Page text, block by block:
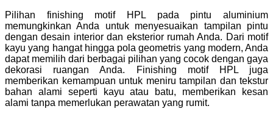
Pilihan finishing motif HPL pada pintu aluminium
memungkinkan Anda untuk menyesuaikan tampilan pintu
dengan desain interior dan eksterior rumah Anda. Dari motif
kayu yang hangat hingga pola geometris yang modern, Anda
dapat memilih dari berbagai pilihan yang cocok dengan gaya
dekorasi ruangan Anda. Finishing motif HPL juga
memberikan kemampuan untuk meniru tampilan dan tekstur
bahan alami seperti kayu atau batu, memberikan kesan
alami tanpa memerlukan perawatan yang rumit.